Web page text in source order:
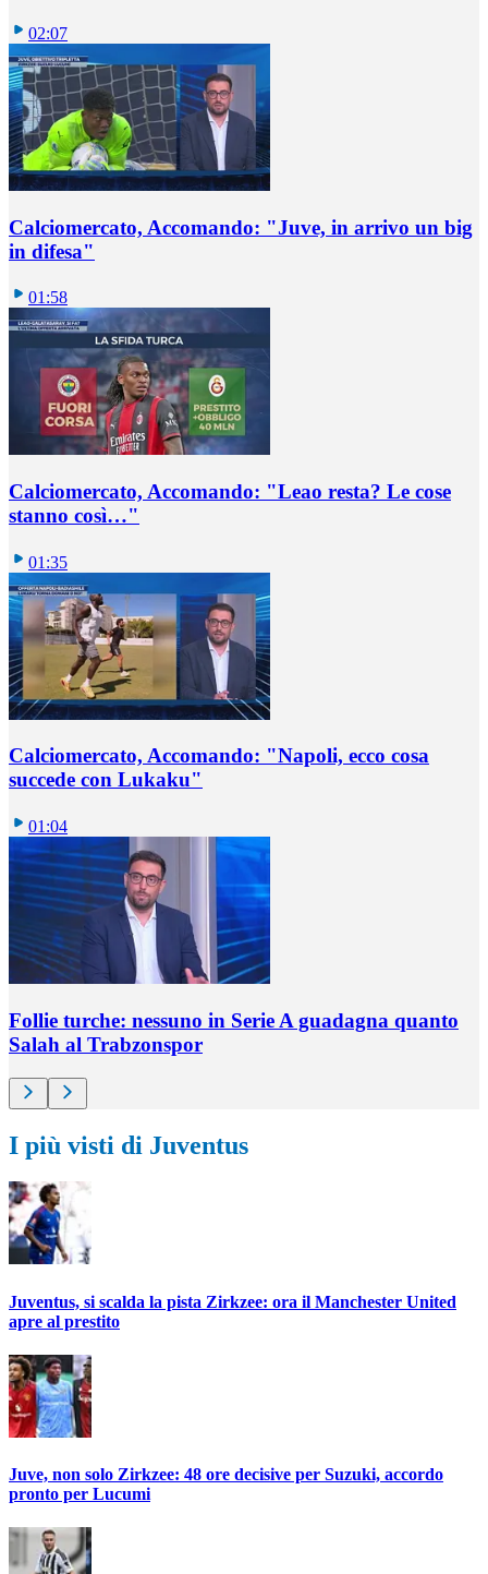
02:07
Calciomercato, Accomando: "Juve, in arrivo un big
in difesa"
01:58
Calciomercato, Accomando: "Leao resta? Le cose
stanno così…"
01:35
Calciomercato, Accomando: "Napoli, ecco cosa
succede con Lukaku"
01:04
Follie turche: nessuno in Serie A guadagna quanto
Salah al Trabzonspor
I più visti di Juventus
Juventus, si scalda la pista Zirkzee: ora il Manchester United
apre al prestito
Juve, non solo Zirkzee: 48 ore decisive per Suzuki, accordo
pronto per Lucumi